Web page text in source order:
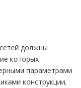
должны
которых
параметрами
конструкции,